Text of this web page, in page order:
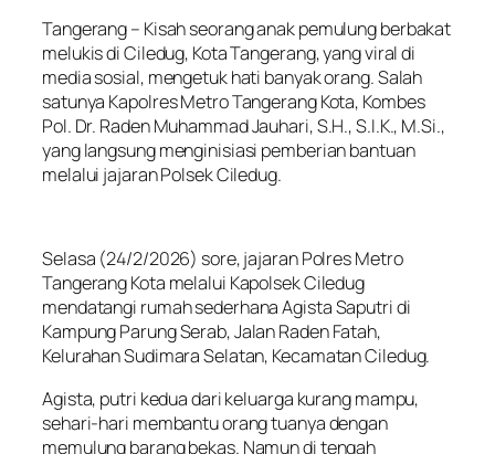
Tangerang – Kisah seorang anak pemulung berbakat
melukis di Ciledug, Kota Tangerang, yang viral di
media sosial, mengetuk hati banyak orang. Salah
satunya Kapolres Metro Tangerang Kota, Kombes
Pol. Dr. Raden Muhammad Jauhari, S.H., S.I.K., M.Si.,
yang langsung menginisiasi pemberian bantuan
melalui jajaran Polsek Ciledug.
Selasa (24/2/2026) sore, jajaran Polres Metro
Tangerang Kota melalui Kapolsek Ciledug
mendatangi rumah sederhana Agista Saputri di
Kampung Parung Serab, Jalan Raden Fatah,
Kelurahan Sudimara Selatan, Kecamatan Ciledug.
Agista, putri kedua dari keluarga kurang mampu,
sehari-hari membantu orang tuanya dengan
memulung barang bekas. Namun di tengah